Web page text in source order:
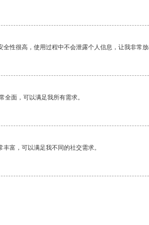
全性很高，使用过程中不会泄露个人信息，让我非常
全面，可以满足我所有需求。
富，可以满足我不同的社交需求。